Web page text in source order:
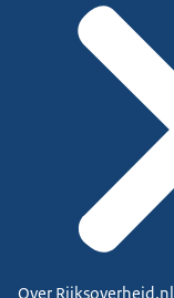
Over Rijksoverheid.nl